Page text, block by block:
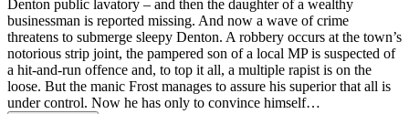
Denton public lavatory – and then the daughter of a wealthy
businessman is reported missing. And now a wave of crime
threatens to submerge sleepy Denton. A robbery occurs at the town’s
notorious strip joint, the pampered son of a local MP is suspected of
a hit-and-run offence and, to top it all, a multiple rapist is on the
loose. But the manic Frost manages to assure his superior that all is
under control. Now he has only to convince himself…